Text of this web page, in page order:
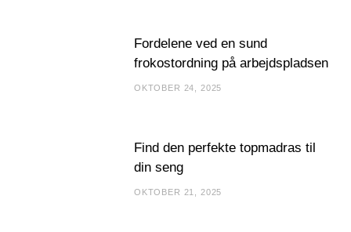
Fordelene ved en sund
frokostordning på arbejdspladsen
OKTOBER 24, 2025
Find den perfekte topmadras til
din seng
OKTOBER 21, 2025